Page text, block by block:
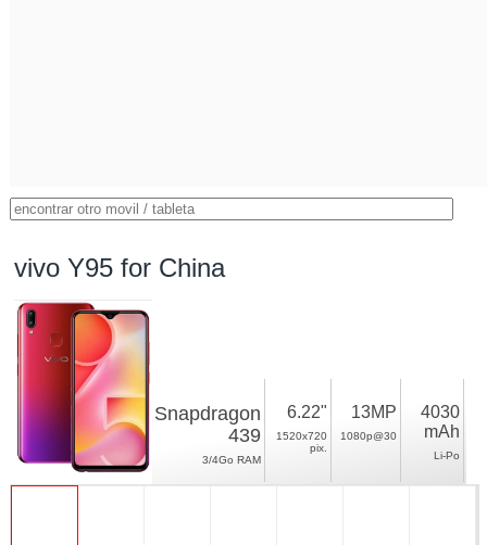
vivo Y95 for China
Snapdragon
439
3/4Go RAM
6.22"
1520x720
pix.
13MP
1080p@30
4030
mAh
Li-Po